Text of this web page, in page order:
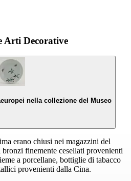
Arti Decorative
nella collezione del Museo
erano chiusi nei magazzini del
finemente cesellati provenienti
a porcellane, bottiglie di tabacco
provenienti dalla Cina.